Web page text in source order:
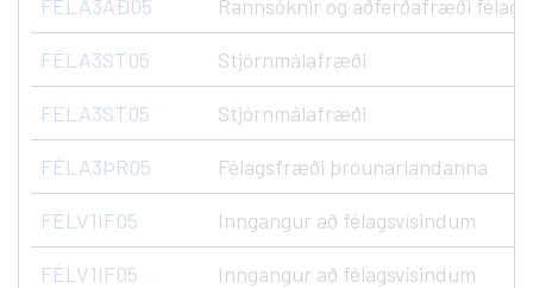
FÉLA3AÐ05 Rannsóknir og aðferðafræði
FÉLA3ST05 Stjórnmálafræði
FÉLA3ST05 Stjórnmálafræði
FÉLA3ÞR05 Félagsfræði þróunarlandanna
FÉLV1IF05 Inngangur að félagsvísindum
FÉLV1IF05 Inngangur að félagsvísindum